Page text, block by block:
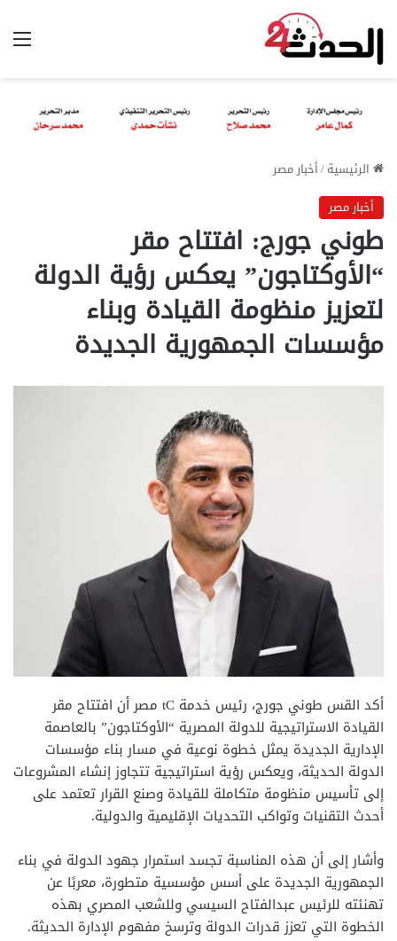
الرئيسية/أخبار مصر
أخبار مصر
طوني جورج: افتتاح مقر
“الأوكتاجون” يعكس رؤية الدولة
لتعزيز منظومة القيادة وبناء
مؤسسات الجمهورية الجديدة
أكد القس طوني جورج، رئيس خدمة tC مصر أن افتتاح مقر
القيادة الاستراتيجية للدولة المصرية “الأوكتاجون” بالعاصمة
الإدارية الجديدة يمثل خطوة نوعية في مسار بناء مؤسسات
الدولة الحديثة، ويعكس رؤية استراتيجية تتجاوز إنشاء المشروعات
إلى تأسيس منظومة متكاملة للقيادة وصنع القرار تعتمد على
أحدث التقنيات وتواكب التحديات الإقليمية والدولية.
وأشار إلى أن هذه المناسبة تجسد استمرار جهود الدولة في بناء
الجمهورية الجديدة على أسس مؤسسية متطورة، معربًا عن
تهنئته للرئيس عبدالفتاح السيسي وللشعب المصري بهذه
الخطوة التي تعزز قدرات الدولة وترسخ مفهوم الإدارة الحديثة.